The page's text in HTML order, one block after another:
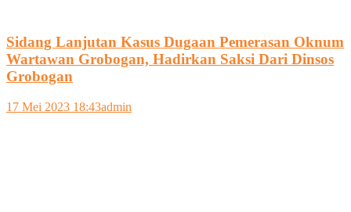
Sidang Lanjutan Kasus Dugaan Pemerasan Oknum
Wartawan Grobogan, Hadirkan Saksi Dari Dinsos
Grobogan
17 Mei 2023 18:43admin